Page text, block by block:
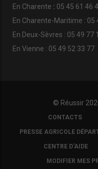
En Charente : 05 45 61 46
En Charente-Maritime : 05
En Deux-Sèvres : 05 49 77
En Vienne : 05 49 52 33 77
© Réussir
COPYRIGHTCONTACTS
PRESSE AGRICOLE
CENTRE D'AIDE
MODIFIER MES